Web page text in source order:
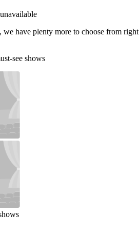
have plenty more to choose from right
see shows